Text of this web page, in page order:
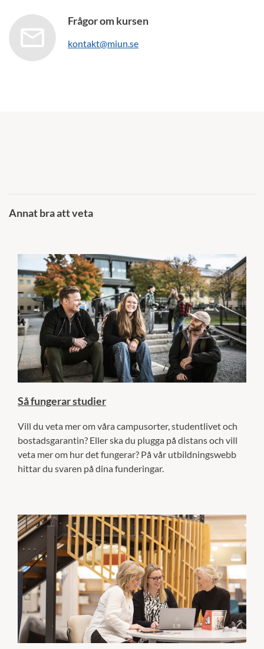
Frågor om kursen
kontakt@miun.se
Annat bra att veta
Så fungerar studier
Vill du veta mer om våra campusorter, studentlivet och
bostadsgarantin? Eller ska du plugga på distans och vill
veta mer om hur det fungerar? På vår utbildningswebb
hittar du svaren på dina funderingar.